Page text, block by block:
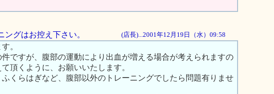
ングはお控え下さい。 (店長)...2001年12月19日（水）09:58
。
ですが、腹部の運動により出血が増える場合が考えられますの
頂くように、お願いいたします。
くらはぎなど、腹部以外のトレーニングでしたら問題有りませ